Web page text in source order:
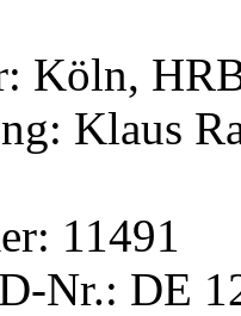
Köln,
Klaus
11491
Nr.: DE